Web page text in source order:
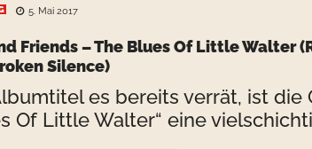
5. Mai 2017
Friends – The Blues Of Little Walter
Silence)
es bereits verrät, ist die
Of Little Walter“ eine